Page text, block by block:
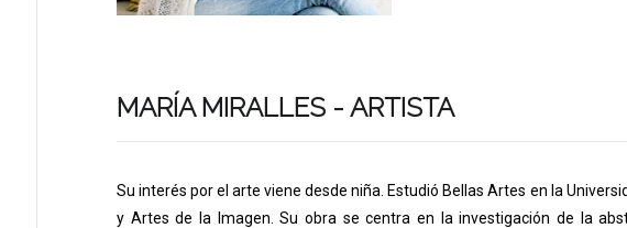
MARÍA MIRALLES - ARTISTA
Su interés por el arte viene desde niña. Estudió Bellas Artes en la
y Artes de la Imagen. Su obra se centra en la investigación de la